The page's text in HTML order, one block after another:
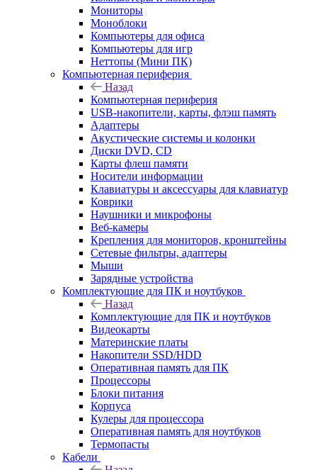
Мониторы
Моноблоки
Компьютеры для офиса
Компьютеры для игр
Неттопы (Мини ПК)
Компьютерная периферия
Назад
Компьютерная периферия
USB-накопители, карты, флэш память
Адаптеры
Акустические системы и колонки
Диски DVD, CD
Карты флеш памяти
Носители информации
Клавиатуры и аксессуары для клавиатур
Коврики
Наушники и микрофоны
Веб-камеры
Крепления для мониторов, кронштейны
Сетевые фильтры, адаптеры
Мыши
Зарядные устройства
Комплектующие для ПК и ноутбуков
Назад
Комплектующие для ПК и ноутбуков
Видеокарты
Материнские платы
Накопители SSD/HDD
Оперативная память для ПК
Процессоры
Блоки питания
Корпуса
Кулеры для процессора
Оперативная память для ноутбуков
Термопасты
Кабели